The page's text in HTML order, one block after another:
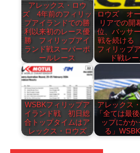
アレックス・ロウ
ズ 4年前のフィリッ
プアイランドでの勝
利以来初のレース優
勝 フィリップアイ
ランド戦スーパーポ
ールレース
ロウズ オ
リアでの開
位、バッサ
戦を続ける
フィリップ
ド戦レ
WSBKフィリップア
イランド戦 初日総
合トップタイムはア
レックス・ロウズ
アレックス
「全ては最
ップにかか
る」